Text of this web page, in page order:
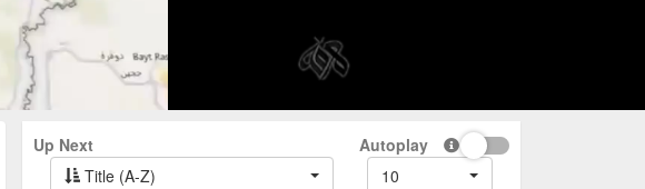
Up Next
Autoplay
Title (A-Z)
10